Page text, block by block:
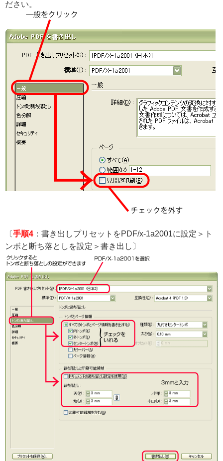
ださい。
〔手順4 ：書き出しプリセットをPDF/x-1a2001に設定＞ト
ンボと断ち落としを設定＞書き出し〕